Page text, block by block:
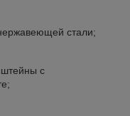
стали;
с